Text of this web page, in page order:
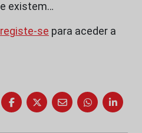
existem…
registe-se para aceder a